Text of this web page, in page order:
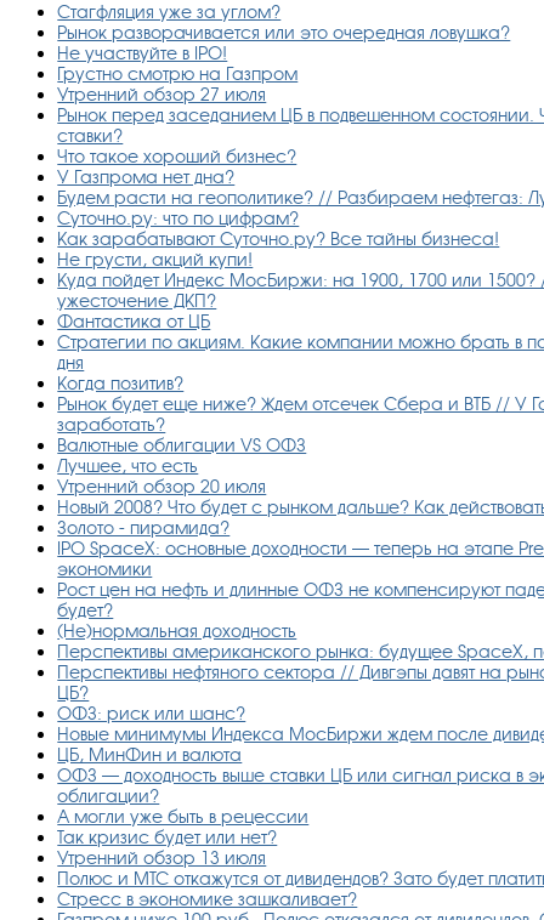
Стагфляция уже за углом?
Рынок разворачивается или это очередная ловушка?
Не участвуйте в IPO!
Грустно смотрю на Газпром
Утренний обзор 27 июля
Рынок перед заседанием ЦБ в подвешенном
ставки?
Что такое хороший бизнес?
У Газпрома нет дна?
Будем расти на геополитике? // Разбираем нефтегаз:
Суточно.ру: что по цифрам?
Как зарабатывают Суточно.ру? Все тайны бизнеса!
Не грусти, акций купи!
Куда пойдет Индекс МосБиржи: на 1900, 1700 или
ужесточение ДКП?
Фантастика от ЦБ
Стратегии по акциям. Какие компании можно брать в
дня
Когда позитив?
Рынок будет еще ниже? Ждем отсечек Сбера и ВТБ // У
заработать?
Валютные облигации VS ОФЗ
Лучшее, что есть
Утренний обзор 20 июля
Новый 2008? Что будет с рынком дальше? Как
Золото - пирамида?
IPO SpaceX: основные доходности — теперь на этапе
экономики
Рост цен на нефть и длинные ОФЗ не компенсируют
будет?
(Не)нормальная доходность
Перспективы американского рынка: будущее SpaceX,
Перспективы нефтяного сектора // Дивгэпы давят на
ЦБ?
ОФЗ: риск или шанс?
Новые минимумы Индекса МосБиржи ждем после
ЦБ, МинФин и валюта
ОФЗ — доходность выше ставки ЦБ или сигнал риска в
облигации?
А могли уже быть в рецессии
Так кризис будет или нет?
Утренний обзор 13 июля
Полюс и МТС откажутся от дивидендов? Зато будет
Стресс в экономике зашкаливает?